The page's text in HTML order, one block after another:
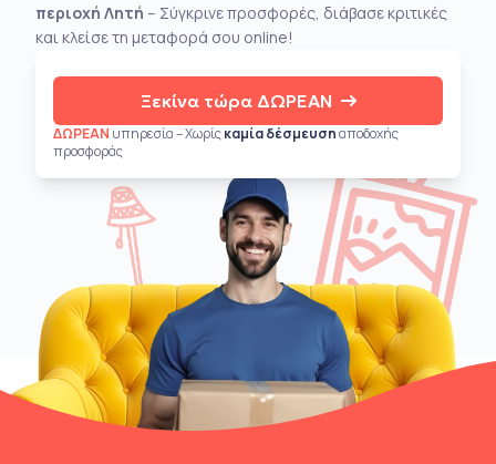
περιοχή Λητή – Σύγκρινε προσφορές, διάβασε κριτικές
και κλείσε τη μεταφορά σου online!
Ξεκίνα τώρα ΔΩΡΕΑΝ
ΔΩΡΕΑΝ υπηρεσία – Χωρίςκαμία δέσμευσηαποδοχής
προσφοράς